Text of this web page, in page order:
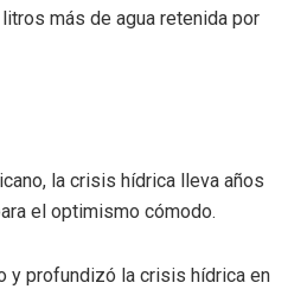
más de agua retenida por
la crisis hídrica lleva años
el optimismo cómodo.
y profundizó la crisis hídrica en